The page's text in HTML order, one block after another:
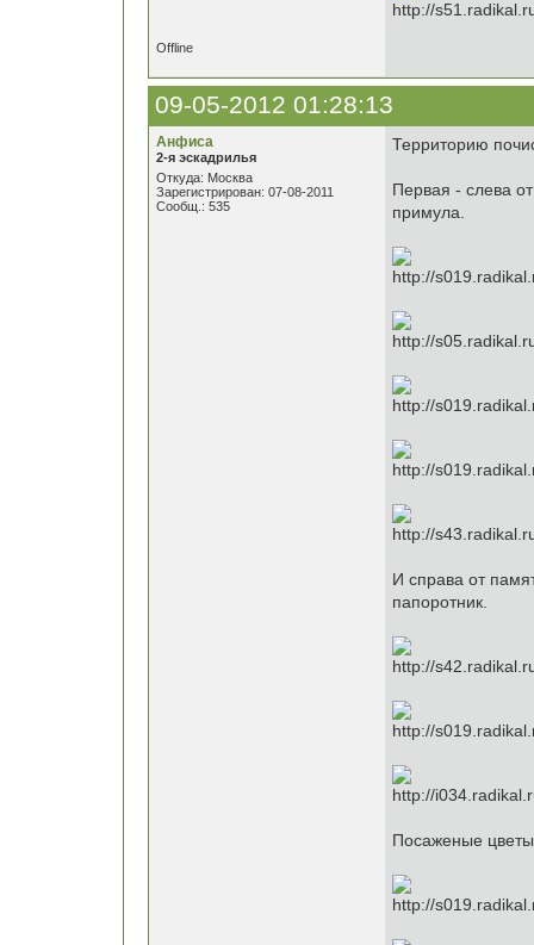
Offline
09-05-2012 01:28:13
Анфиса
2-я эскадрилья
Откуда: Москва
Зарегистрирован: 07-08-2011
Сообщ.: 535
Территорию
Первая - слева
примула.
И справа от
папоротник.
Посаженые